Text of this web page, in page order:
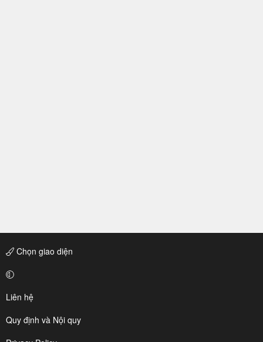
Chọn giao diện
Liên hệ
Quy định và Nội quy